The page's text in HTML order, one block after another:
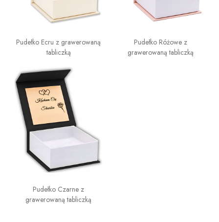
Pudełko Ecru z grawerowaną
tabliczką
Pudełko Różowe z
grawerowaną tabliczką
Pudełko Czarne z
grawerowaną tabliczką